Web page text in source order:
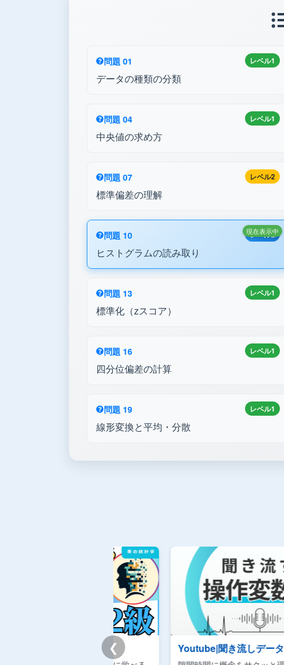
レベル1
問題 01
データの種類の分類
レベル1
問題 04
中央値の求め方
レベル2
問題 07
標準偏差の理解
レベル2
問題 10
ヒストグラムの読み取り
現在表示中
レベル1
問題 13
標準化（zスコア）
レベル1
問題 16
四分位偏差の計算
レベル1
問題 19
線形変換と平均・分散
❮ Youtube|聞き流しデータサイエンス